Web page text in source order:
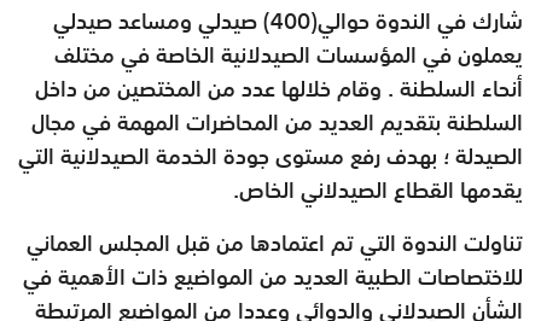
شارك في الندوة حوالي(400) صيدلي ومساعد صيدلي
يعملون في المؤسسات الصيدلانية الخاصة في مختلف
أنحاء السلطنة . وقام خلالها عدد من المختصين من داخل
السلطنة بتقديم العديد من المحاضرات المهمة في مجال
الصيدلة ؛ بهدف رفع مستوى جودة الخدمة الصيدلانية التي
يقدمها القطاع الصيدلاني الخاص.
تناولت الندوة التي تم اعتمادها من قبل المجلس العماني
للاختصاصات الطبية العديد من المواضيع ذات الأهمية في
الشأن الصيدلاني والدوائي وعددا من المواضيع المرتبطة